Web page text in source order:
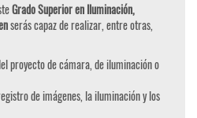
Grado Superior en Iluminación,
serás capaz de realizar, entre otras,
proyecto de cámara, de iluminación o
de imágenes, la iluminación y los